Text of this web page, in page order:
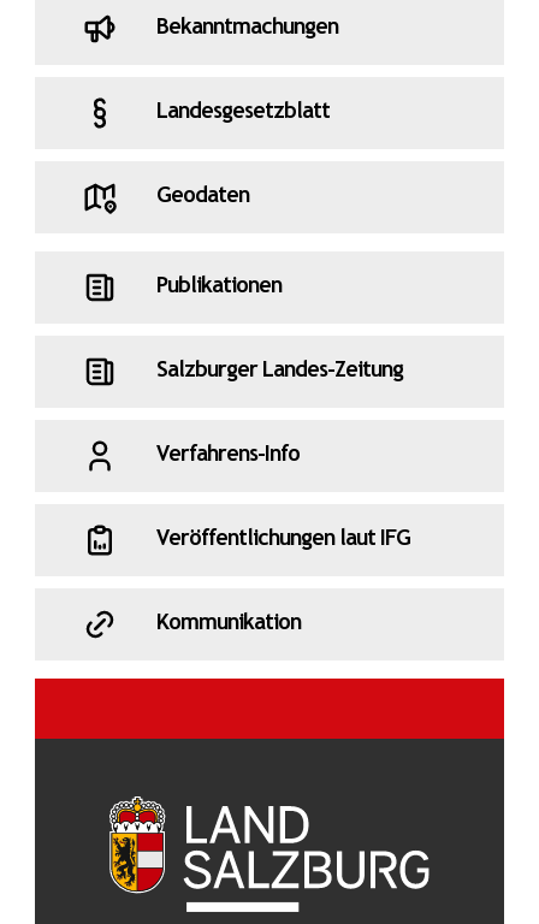
Bekanntmachungen
Landesgesetzblatt
Geodaten
Publikationen
Salzburger Landes-Zeitung
Verfahrens-Info
Veröffentlichungen laut IFG
Kommunikation